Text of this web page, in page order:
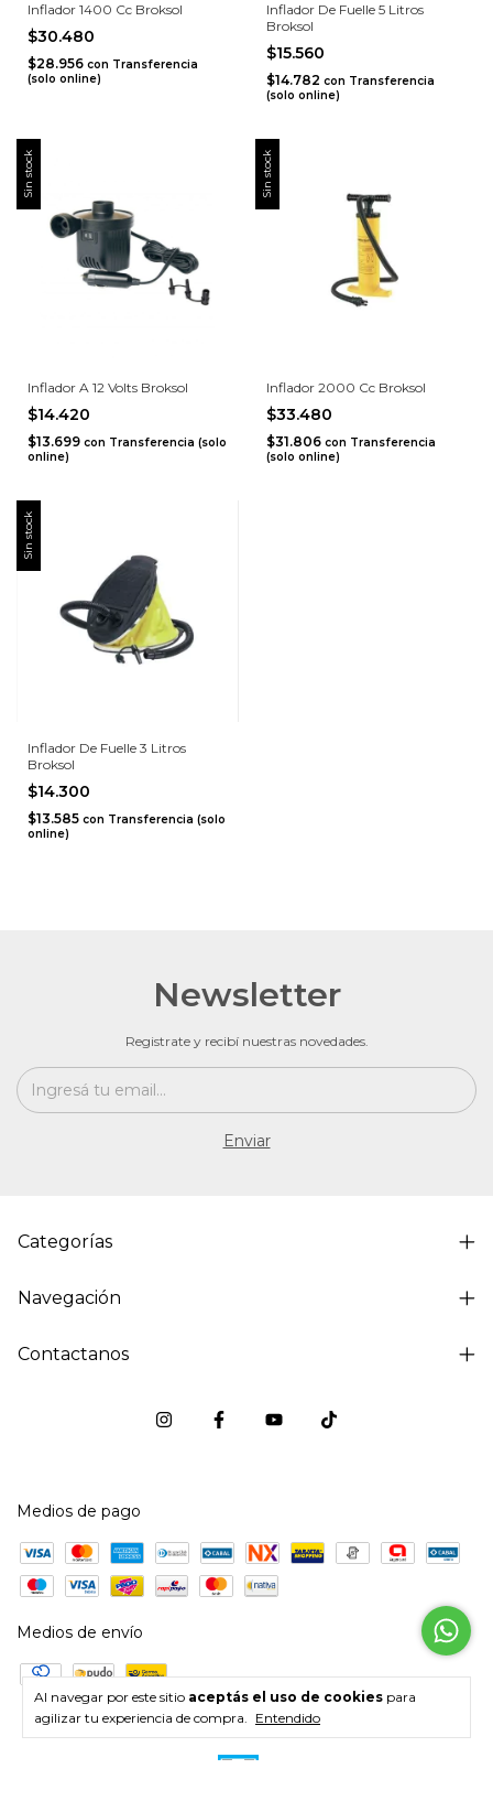
Al navegar por este sitio aceptás el uso de cookies para
agilizar tu experiencia de compra. Entendido
Inflador 1400 Cc Broksol
$30.480
$28.956 con Transferencia
(solo online)
Inflador De Fuelle 5 Litros
Broksol
$15.560
$14.782 con Transferencia
(solo online)
Sin stock
Inflador A 12 Volts Broksol
$14.420
$13.699 con Transferencia (solo
online)
Sin stock
Inflador 2000 Cc Broksol
$33.480
$31.806 con Transferencia
(solo online)
Sin stock
Inflador De Fuelle 3 Litros
Broksol
$14.300
$13.585 con Transferencia (solo
online)
Newsletter
Registrate y recibí nuestras novedades.
Categorías
Navegación
Contactanos
Medios de pago
Medios de envío